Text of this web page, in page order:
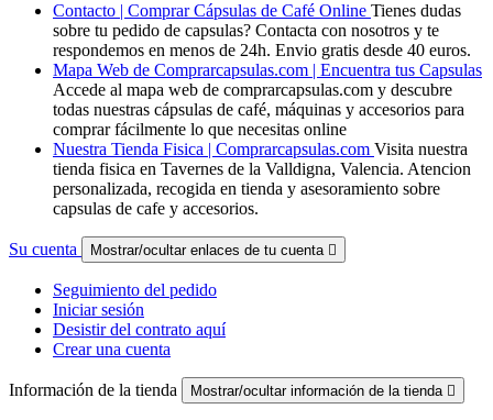
Contacto | Comprar Cápsulas de Café Online Tienes dudas
sobre tu pedido de capsulas? Contacta con nosotros y te
respondemos en menos de 24h. Envio gratis desde 40 euros.
Mapa Web de Comprarcapsulas.com | Encuentra tus Capsulas
Accede al mapa web de comprarcapsulas.com y descubre
todas nuestras cápsulas de café, máquinas y accesorios para
comprar fácilmente lo que necesitas online
Nuestra Tienda Fisica | Comprarcapsulas.com Visita nuestra
tienda fisica en Tavernes de la Valldigna, Valencia. Atencion
personalizada, recogida en tienda y asesoramiento sobre
capsulas de cafe y accesorios.
Su cuenta Mostrar/ocultar enlaces de tu cuenta 
Seguimiento del pedido
Iniciar sesión
Desistir del contrato aquí
Crear una cuenta
Información de la tienda Mostrar/ocultar información de la tienda 